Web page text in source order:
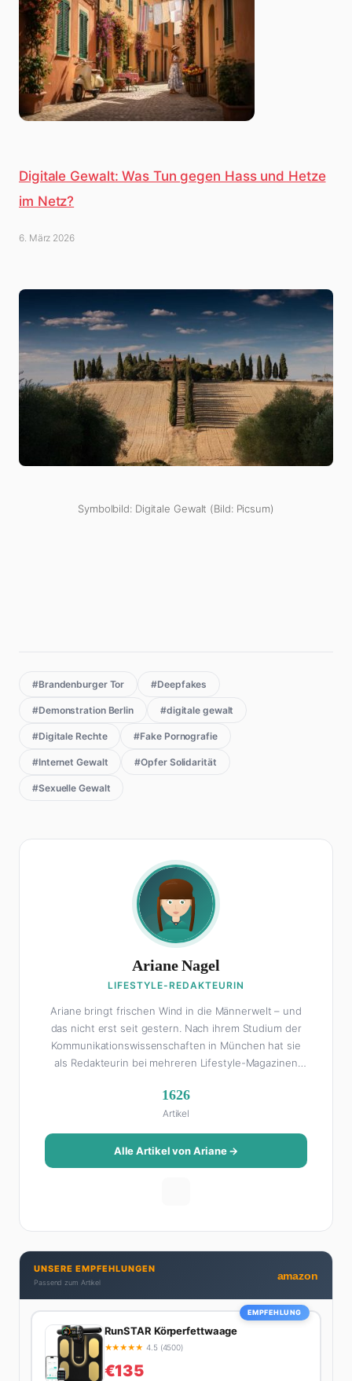
Digitale Gewalt: Was Tun gegen Hass und Hetze
im Netz?
6. März 2026
Symbolbild: Digitale Gewalt (Bild: Picsum)
#Brandenburger Tor #Deepfakes
#Demonstration Berlin #digitale gewalt
#Digitale Rechte #Fake Pornografie
#Internet Gewalt #Opfer Solidarität
#Sexuelle Gewalt
Ariane Nagel
LIFESTYLE-REDAKTEURIN
Ariane bringt frischen Wind in die Männerwelt – und
das nicht erst seit gestern. Nach ihrem Studium der
Kommunikationswissenschaften in München hat sie
als Redakteurin bei mehreren Lifestyle-Magazinen
Als Lifestyle-Redakteurin schreibt sie über alles, was
das Leben schöner macht: von Interior Design und
Reise-Tipps über Food-Trends bis hin zu
Beziehungsratgebern, die auch Männer gerne lesen.
Ihre Geheimwaffe: Sie weiß genau, was Frauen an
Brunch-Spot der Stadt. Ihre Interior-Tipps basieren
auf echter Erfahrung – ihre Wohnung wurde schon
zweimal in Design-Blogs gefeatured.
1626
Artikel
Alle Artikel von Ariane →
UNSERE EMPFEHLUNGEN
Passend zum Artikel
amazon
EMPFEHLUNG
RunSTAR Körperfettwaage
★★★★★ 4.5 (4500)
€135